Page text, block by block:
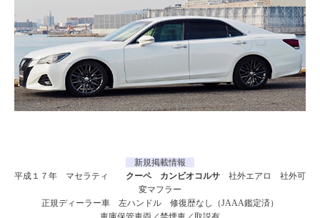
新規掲載情報
平成１７年 マセラティ クーペ カンビオコルサ 社外エアロ 社外可
変マフラー
正規ディーラー車 左ハンドル 修復歴なし（JAAA鑑定済）